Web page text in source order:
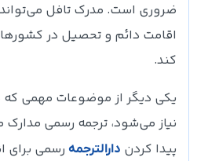
ضروری است. مدرک تافل می‌تواند
اقامت دائم و تحصیل در
کند.
یکی دیگر از موضوعات مهمی
نیاز می‌شود، ترجمه رسمی مدارک
پیدا کردن دارالترجمه رسمی برای